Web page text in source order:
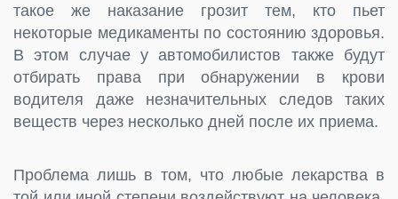
такое же наказание грозит тем, кто пьет
некоторые медикаменты по состоянию здоровья.
В этом случае у автомобилистов также будут
отбирать права при обнаружении в крови
водителя даже незначительных следов таких
веществ через несколько дней после их приема.
Проблема лишь в том, что любые лекарства в